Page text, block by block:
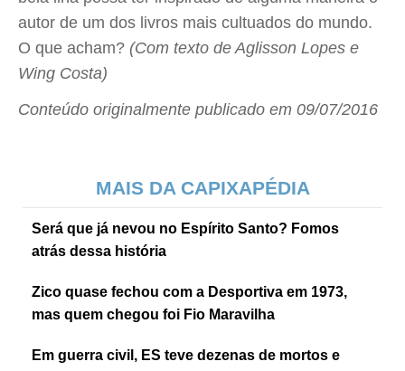
autor de um dos livros mais cultuados do mundo.
O que acham? (Com texto de Aglisson Lopes e
Wing Costa)
Conteúdo originalmente publicado em 09/07/2016
MAIS DA CAPIXAPÉDIA
Será que já nevou no Espírito Santo? Fomos
atrás dessa história
Zico quase fechou com a Desportiva em 1973,
mas quem chegou foi Fio Maravilha
Em guerra civil, ES teve dezenas de mortos e